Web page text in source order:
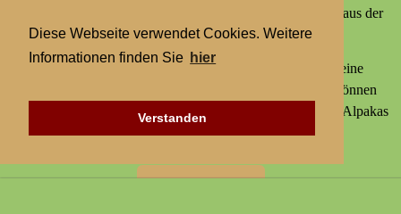
Diese Webseite verwendet Cookies. Weitere
Informationen finden Sie hier
Verstanden
Alpakaprodukte, z.B. Alpakaseife oder Alpaka-Bettdecken aus der
Wolle unserer Tiere und außerdem kleine Geschenke.
Wir bieten keine externen Aktivitäten mit Alpakas an und keine
Alpaka-Wanderungen. Aber statt einer Alpakawanderung können
Sie bei uns Alpakas Mal anders erleben und einer Feier mit Alpakas
in erreichbarer Nähe von Sassenberg.